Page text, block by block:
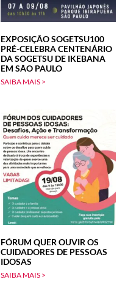
EXPOSIÇÃO SOGETSU100
PRÉ-CELEBRA CENTENÁRIO
DA SOGETSU DE IKEBANA
EM SÃO PAULO
SAIBA MAIS >
FÓRUM QUER OUVIR OS
CUIDADORES DE PESSOAS
IDOSAS
SAIBA MAIS >